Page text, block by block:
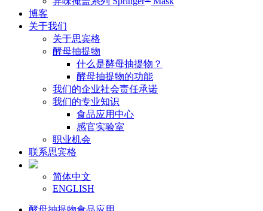
博客
关于我们
关于思宾格
酵母抽提物
什么是酵母抽提物？
酵母抽提物的功能
我们的企业社会责任承诺
我们的专业知识
食品应用中心
感官实验室
职业机会
联系思宾格
简体中文
ENGLISH